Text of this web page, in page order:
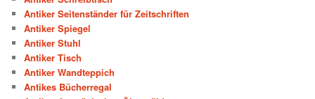
Antiker Seitenständer für Zeitschriften
Antiker Spiegel
Antiker Stuhl
Antiker Tisch
Antiker Wandteppich
Antikes Bücherregal